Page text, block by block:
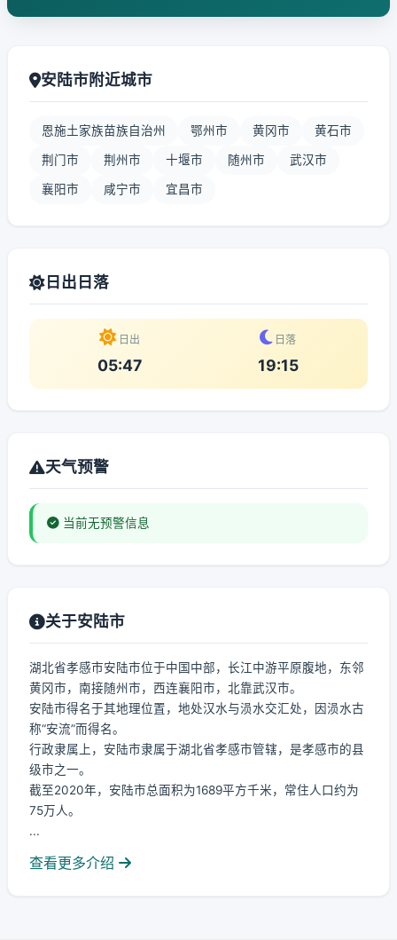
安陆市附近城市
恩施土家族苗族自治州 鄂州市 黄冈市 黄石市
荆门市 荆州市 十堰市 随州市 武汉市
襄阳市 咸宁市 宜昌市
日出日落
日出
05:47
日落
19:15
天气预警
当前无预警信息
关于安陆市
湖北省孝感市安陆市位于中国中部，长江中游平原腹地，东邻
黄冈市，南接随州市，西连襄阳市，北靠武汉市。
安陆市得名于其地理位置，地处汉水与涢水交汇处，因涢水古
称“安流”而得名。
行政隶属上，安陆市隶属于湖北省孝感市管辖，是孝感市的县
级市之一。
截至2020年，安陆市总面积为1689平方千米，常住人口约为
75万人。
...
查看更多介绍